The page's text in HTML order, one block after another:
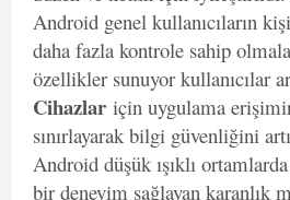
Android genel kullanıcıların
daha fazla kontrole sahip
özellikler sunuyor kullanıcılar
Cihazlar için uygulama
sınırlayarak bilgi güvenliğini
Android düşük ışıklı
bir deneyim sağlayan karanlık